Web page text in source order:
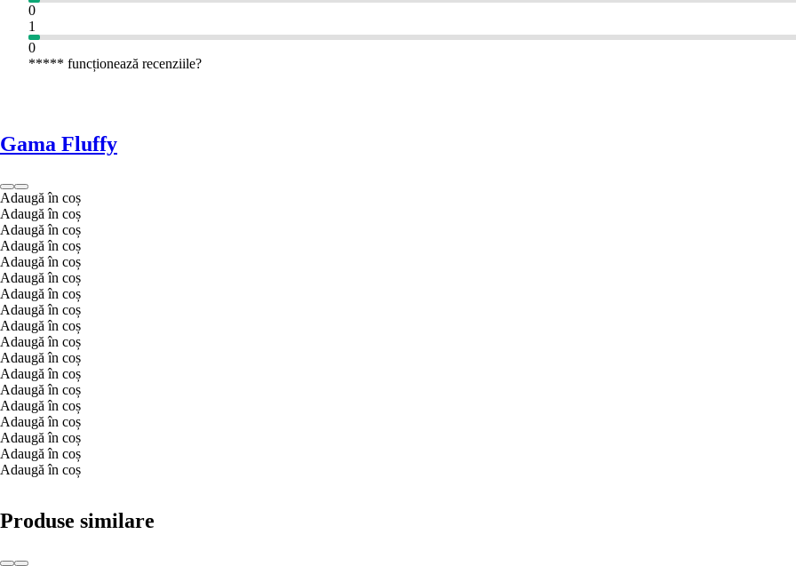
0
1
0
***** funcționează recenziile?
Gama Fluffy
Adaugă în coș
Adaugă în coș
Adaugă în coș
Adaugă în coș
Adaugă în coș
Adaugă în coș
Adaugă în coș
Adaugă în coș
Adaugă în coș
Adaugă în coș
Adaugă în coș
Adaugă în coș
Adaugă în coș
Adaugă în coș
Adaugă în coș
Adaugă în coș
Adaugă în coș
Adaugă în coș
Produse similare